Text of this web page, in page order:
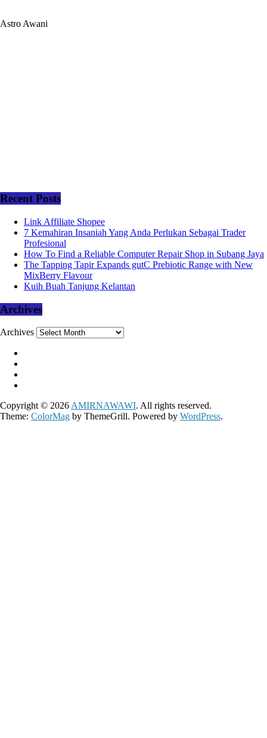
Astro Awani
Recent Posts
Link Affiliate Shopee
7 Kemahiran Insaniah Yang Anda Perlukan Sebagai Trader
Profesional
How To Find a Reliable Computer Repair Shop in Subang Jaya
The Tapping Tapir Expands gutC Prebiotic Range with New
MixBerry Flavour
Kuih Buah Tanjung Kelantan
Archives
Archives
Copyright © 2026 AMIRNAWAWI. All rights reserved.
Theme: ColorMag by ThemeGrill. Powered by WordPress.